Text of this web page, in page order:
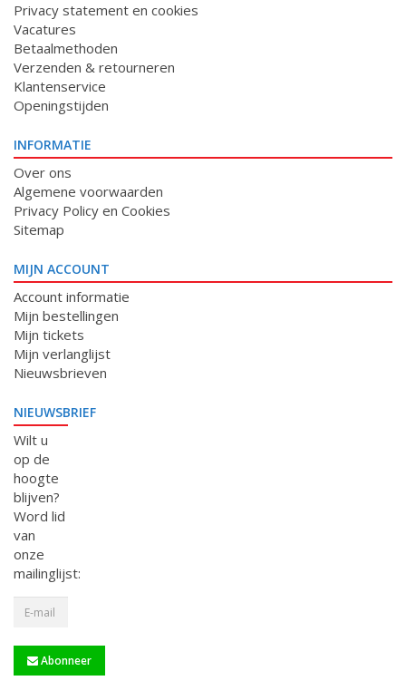
Privacy statement en cookies
Vacatures
Betaalmethoden
Verzenden & retourneren
Klantenservice
Openingstijden
INFORMATIE
Over ons
Algemene voorwaarden
Privacy Policy en Cookies
Sitemap
MIJN ACCOUNT
Account informatie
Mijn bestellingen
Mijn tickets
Mijn verlanglijst
Nieuwsbrieven
NIEUWSBRIEF
Wilt u
op de
hoogte
blijven?
Word lid
van
onze
mailinglijst:
Abonneer